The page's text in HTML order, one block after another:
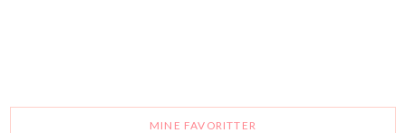
MINE FAVORITTER